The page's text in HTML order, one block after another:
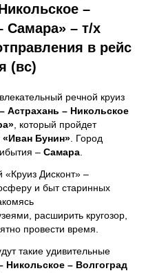
–
Самара» – т/х
в рейс
(вс)
речной круиз
Астрахань – Никольское
, который пройдет
«Иван Бунин» . Город
– Самара
Дисконт» –
и быт старинных
расширить кругозор,
провести время.
такие удивительные
Никольское – Волгоград